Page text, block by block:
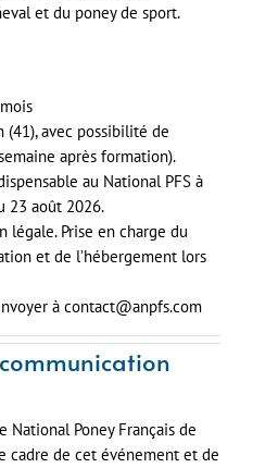
et du poney de sport.
avec possibilité de
après formation).
au National PFS à
23 août 2026.
légale. Prise en charge du
et de l’hébergement lors
à contact@anpfs.com
National Poney Français de
cadre de cet événement et de